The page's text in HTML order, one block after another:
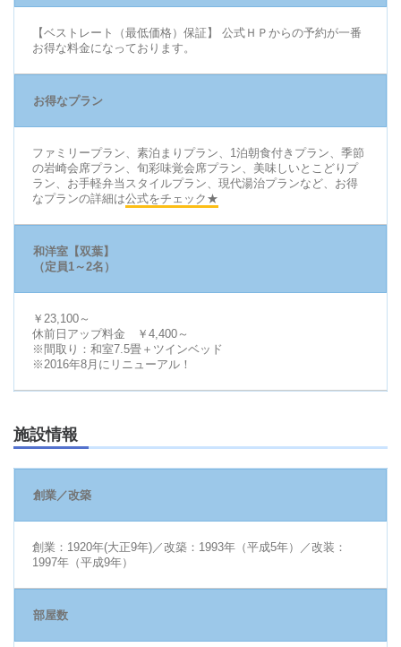
【ベストレート（最低価格）保証】 公式ＨＰからの予約が一番
お得な料金になっております。
お得なプラン
ファミリープラン、素泊まりプラン、1泊朝食付きプラン、季節
の岩崎会席プラン、旬彩味覚会席プラン、美味しいとこどりプ
ラン、お手軽弁当スタイルプラン、現代湯治プランなど、お得
なプランの詳細は公式をチェック★
和洋室【双葉】
（定員1～2名）
￥23,100～
休前日アップ料金 ￥4,400～
※間取り：和室7.5畳＋ツインベッド
※2016年8月にリニューアル！
施設情報
創業／改築
創業：1920年(大正9年)／改築：1993年（平成5年）／改装：
1997年（平成9年）
部屋数